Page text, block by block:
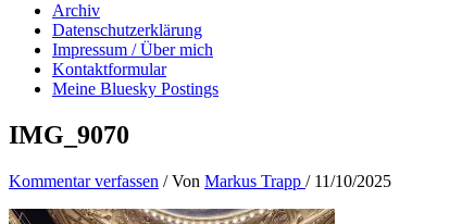
Archiv
Datenschutzerklärung
Impressum / Über mich
Kontaktformular
Meine Bluesky Postings
IMG_9070
Kommentar verfassen / Von Markus Trapp / 11/10/2025